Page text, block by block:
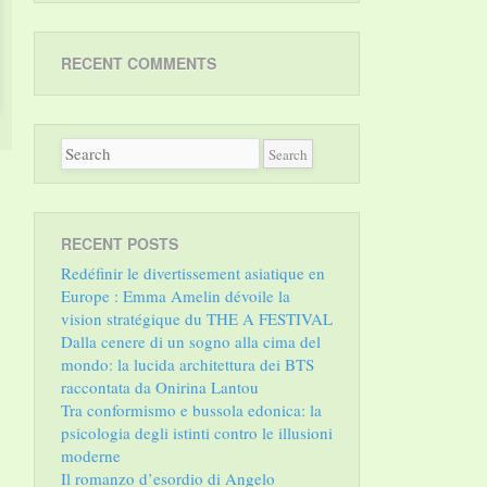
RECENT COMMENTS
RECENT POSTS
Redéfinir le divertissement asiatique en
Europe : Emma Amelin dévoile la
vision stratégique du THE A FESTIVAL
Dalla cenere di un sogno alla cima del
mondo: la lucida architettura dei BTS
raccontata da Onirina Lantou
Tra conformismo e bussola edonica: la
psicologia degli istinti contro le illusioni
moderne
Il romanzo d’esordio di Angelo